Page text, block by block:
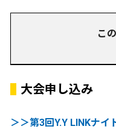
こ
大会申し込み
＞＞第3回Y.Y LINKナ